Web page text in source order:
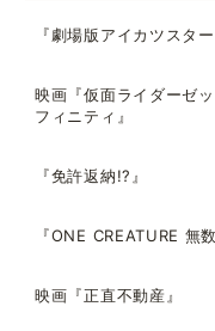
『劇場版アイカツス
映画『仮面ライダーゼ
フィニティ』
『免許返納!?』
『ONE CREATURE 無
映画『正直不動産』